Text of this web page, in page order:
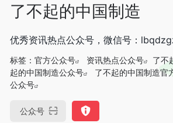
了不起的中国制造
优秀资讯热点公众号，微信号：
标签： 官方公众号 资讯热点公众号 了不
起的中国制造公众号
了不起的中国制造官
公众号
公众号